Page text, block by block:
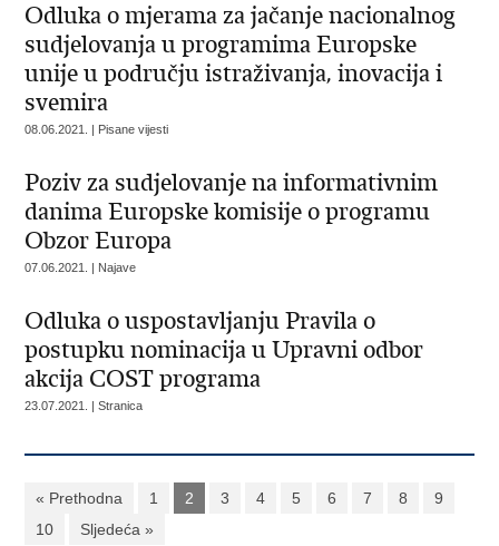
Odluka o mjerama za jačanje nacionalnog
sudjelovanja u programima Europske
unije u području istraživanja, inovacija i
svemira
08.06.2021. | Pisane vijesti
Poziv za sudjelovanje na informativnim
danima Europske komisije o programu
Obzor Europa
07.06.2021. | Najave
Odluka o uspostavljanju Pravila o
postupku nominacija u Upravni odbor
akcija COST programa
23.07.2021. | Stranica
« Prethodna 1 2 3 4 5 6 7 8
9
10
Sljedeća »